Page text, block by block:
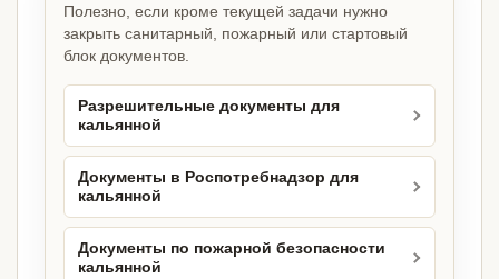
Полезно, если кроме текущей задачи нужно
закрыть санитарный, пожарный или стартовый
блок документов.
Разрешительные документы для
кальянной
Документы в Роспотребнадзор для
кальянной
Документы по пожарной безопасности
кальянной